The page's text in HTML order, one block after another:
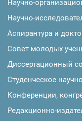
Научно-
Научно-
Аспирантура и
Совет молодых
Диссертационный
Студенческое
Конференции,
Редакционно-